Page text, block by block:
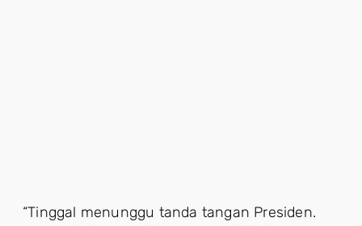
“Tinggal menunggu tanda tangan Presiden.